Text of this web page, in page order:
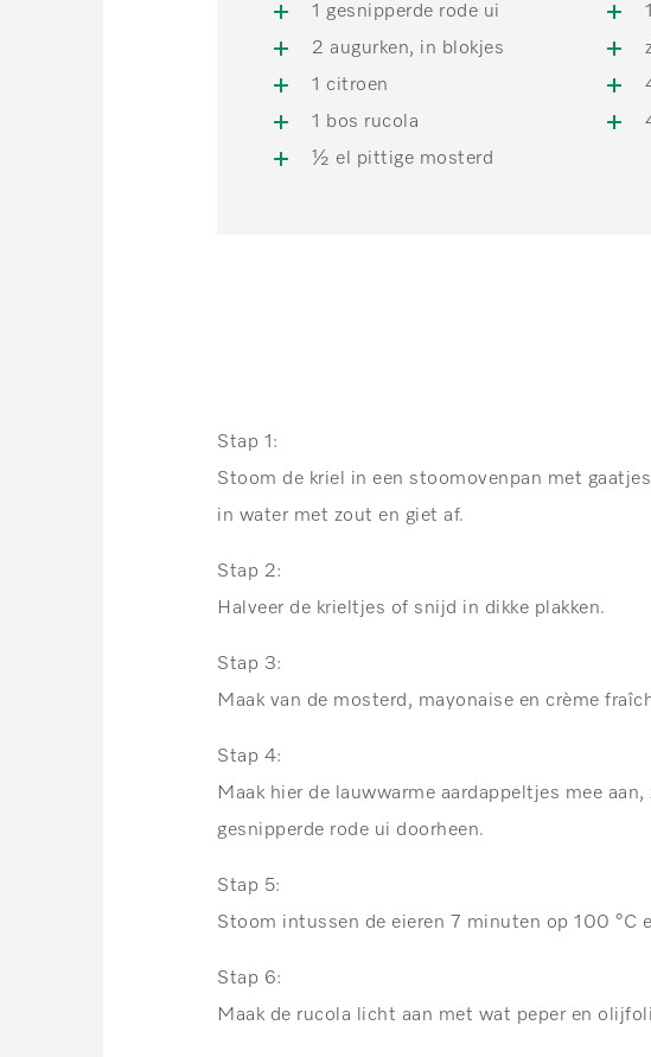
1 gesnipperde rode ui
2 augurken, in blokjes
1 citroen
1 bos rucola
½ el pittige mosterd
Stap 1:
Stoom de kriel in een stoomovenpan met
in water met zout en giet af.
Stap 2:
Halveer de krieltjes of snijd in dikke plakken.
Stap 3:
Maak van de mosterd, mayonaise en crème
Stap 4:
Maak hier de lauwwarme aardappeltjes mee
gesnipperde rode ui doorheen.
Stap 5:
Stoom intussen de eieren 7 minuten op 100 °C
Stap 6:
Maak de rucola licht aan met wat peper en